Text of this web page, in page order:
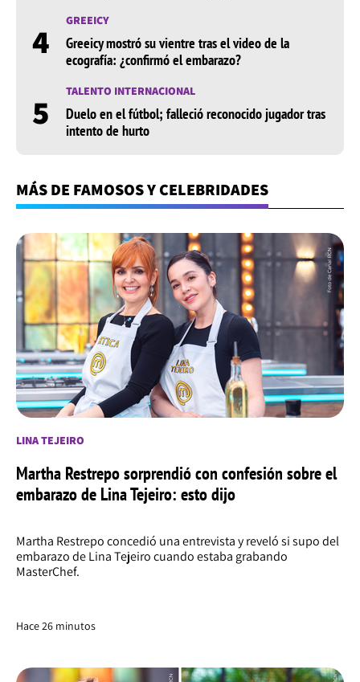
4 GREEICY
Greeicy mostró su vientre tras el video de la
ecografía: ¿confirmó el embarazo?
5 TALENTO INTERNACIONAL
Duelo en el fútbol; falleció reconocido jugador tras
intento de hurto
MÁS DE FAMOSOS Y CELEBRIDADES
LINA TEJEIRO
Martha Restrepo sorprendió con confesión sobre el
embarazo de Lina Tejeiro: esto dijo
Martha Restrepo concedió una entrevista y reveló si supo del
embarazo de Lina Tejeiro cuando estaba grabando
MasterChef.
Hace 26 minutos